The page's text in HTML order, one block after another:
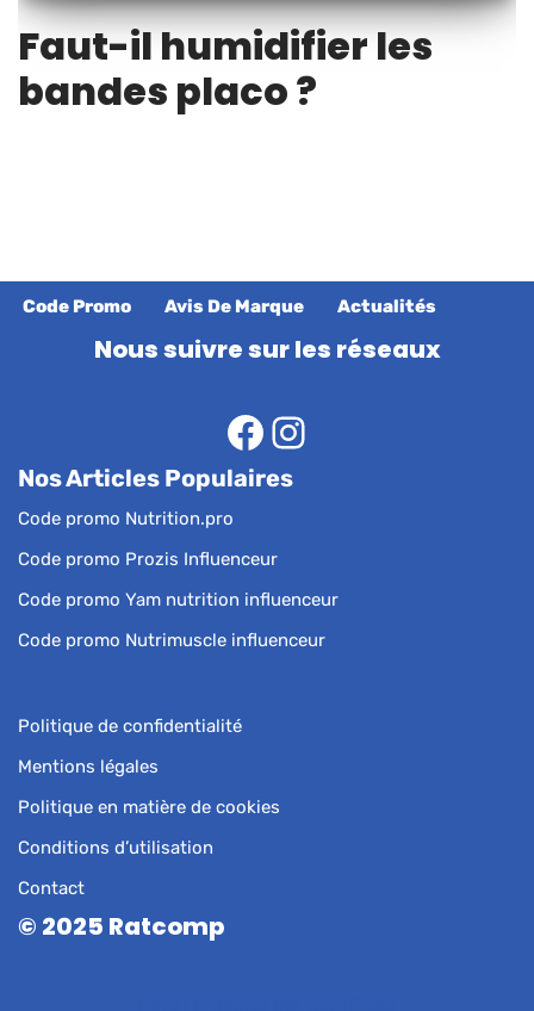
Faut-il humidifier les
bandes placo ?
Code Promo Avis De Marque Actualités
Nous suivre sur les réseaux
Nos Articles Populaires
Code promo Nutrition.pro
Code promo Prozis Influenceur
Code promo Yam nutrition influenceur
Code promo Nutrimuscle influenceur
Politique de confidentialité
Mentions légales
Politique en matière de cookies
Conditions d’utilisation
Contact
© 2025 Ratcomp